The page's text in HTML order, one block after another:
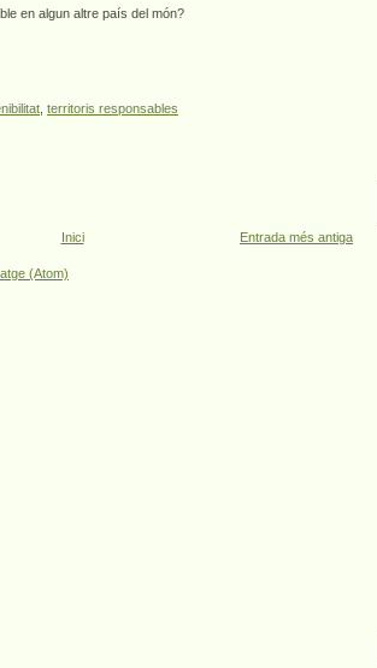
en algun altre país del món?
territoris responsables
Entrada més antiga
Inici
(Atom)